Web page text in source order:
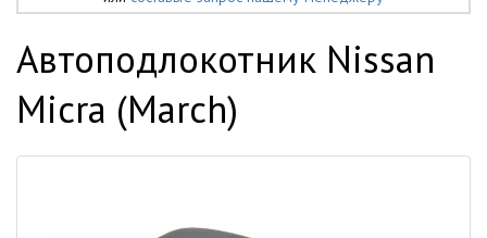
Автоподлокотник Nissan
Micra (March)